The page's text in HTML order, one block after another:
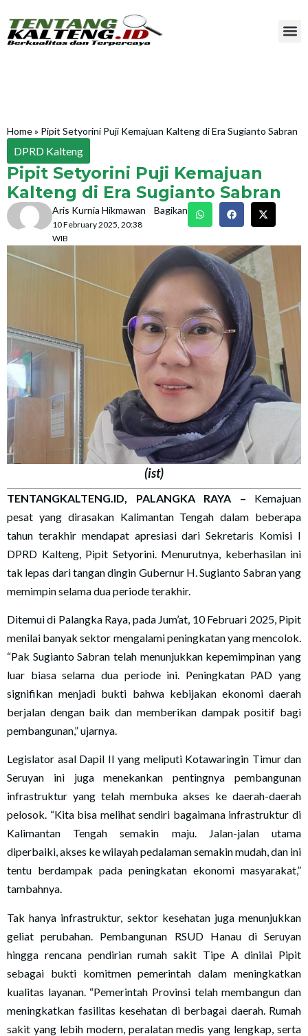
Home» Pipit Setyorini Puji Kemajuan Kalteng di Era Sugianto Sabran
DPRD Kalteng
Pipit Setyorini Puji Kemajuan
Kalteng di Era Sugianto Sabran
Aris Kurnia Hikmawan
10 February 2025, 20:38
WIB
Bagikan
(ist)
TENTANGKALTENG.ID, PALANGKA RAYA – Kemajuan
pesat yang dirasakan Kalimantan Tengah dalam beberapa
tahun terakhir mendapat apresiasi dari Sekretaris Komisi I
DPRD Kalteng, Pipit Setyorini. Menurutnya, keberhasilan ini
tak lepas dari tangan dingin Gubernur H. Sugianto Sabran yang
memimpin selama dua periode terakhir.
Ditemui di Palangka Raya, pada Jum’at, 10 Februari 2025, Pipit
menilai banyak sektor mengalami peningkatan yang mencolok.
“Pak Sugianto Sabran telah menunjukkan kepemimpinan yang
luar biasa selama dua periode ini. Peningkatan PAD yang
signifikan menjadi bukti bahwa kebijakan ekonomi daerah
berjalan dengan baik dan memberikan dampak positif bagi
pembangunan,” ujarnya.
Legislator asal Dapil II yang meliputi Kotawaringin Timur dan
Seruyan ini juga menekankan pentingnya pembangunan
infrastruktur yang telah membuka akses ke daerah-daerah
pelosok. “Kita bisa melihat sendiri bagaimana infrastruktur di
Kalimantan Tengah semakin maju. Jalan-jalan utama
diperbaiki, akses ke wilayah pedalaman semakin mudah, dan ini
tentu berdampak pada peningkatan ekonomi masyarakat,”
tambahnya.
Tak hanya infrastruktur, sektor kesehatan juga menunjukkan
geliat perubahan. Pembangunan RSUD Hanau di Seruyan
hingga rencana pendirian rumah sakit Tipe A dinilai Pipit
sebagai bukti komitmen pemerintah dalam meningkatkan
kualitas layanan. “Pemerintah Provinsi telah membangun dan
meningkatkan fasilitas kesehatan di berbagai daerah. Rumah
sakit yang lebih modern, peralatan medis yang lengkap, serta